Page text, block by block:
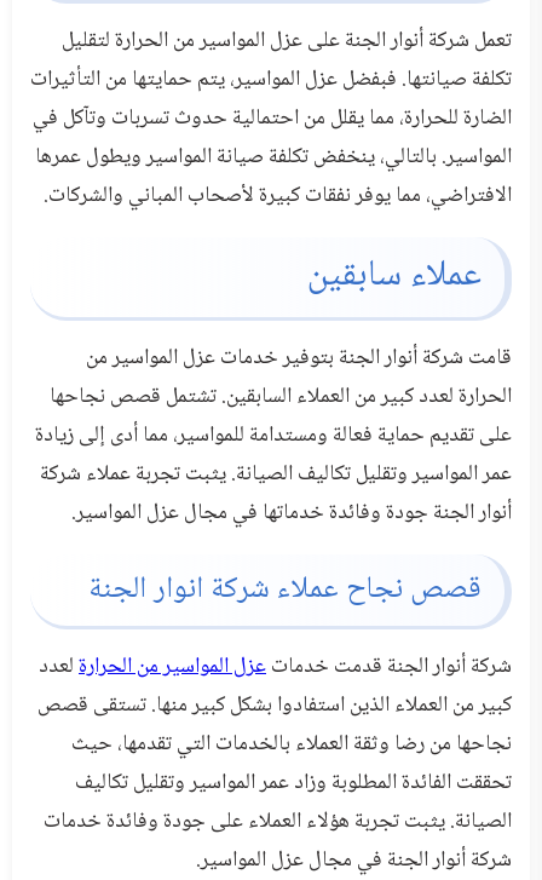
تعمل شركة أنوار الجنة على عزل المواسير من الحرارة لتقليل
تكلفة صيانتها. فبفضل عزل المواسير، يتم حمايتها من التأثيرات
الضارة للحرارة، مما يقلل من احتمالية حدوث تسربات وتآكل في
المواسير. بالتالي، ينخفض تكلفة صيانة المواسير ويطول عمرها
الافتراضي، مما يوفر نفقات كبيرة لأصحاب المباني والشركات.
عملاء سابقين
قامت شركة أنوار الجنة بتوفير خدمات عزل المواسير من
الحرارة لعدد كبير من العملاء السابقين. تشتمل قصص نجاحها
على تقديم حماية فعالة ومستدامة للمواسير، مما أدى إلى زيادة
عمر المواسير وتقليل تكاليف الصيانة. يثبت تجربة عملاء شركة
أنوار الجنة جودة وفائدة خدماتها في مجال عزل المواسير.
قصص نجاح عملاء شركة انوار الجنة
شركة أنوار الجنة قدمت خدماتعزل المواسير من الحرارةلعدد
كبير من العملاء الذين استفادوا بشكل كبير منها. تستقى قصص
نجاحها من رضا وثقة العملاء بالخدمات التي تقدمها، حيث
تحققت الفائدة المطلوبة وزاد عمر المواسير وتقليل تكاليف
الصيانة. يثبت تجربة هؤلاء العملاء على جودة وفائدة خدمات
شركة أنوار الجنة في مجال عزل المواسير.